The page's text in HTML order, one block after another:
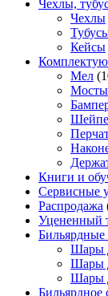
Чехлы,
Чехлы
Кейсы
Мел
Мосты
Книги и
Сервисные
Распродажа
Уцененный
Шары
Шары
Шары
Бильярдное